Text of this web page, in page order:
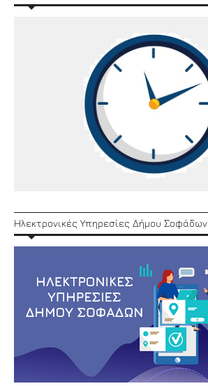
Ηλεκτρονικές Υπηρεσίες Δήμου Σοφάδων